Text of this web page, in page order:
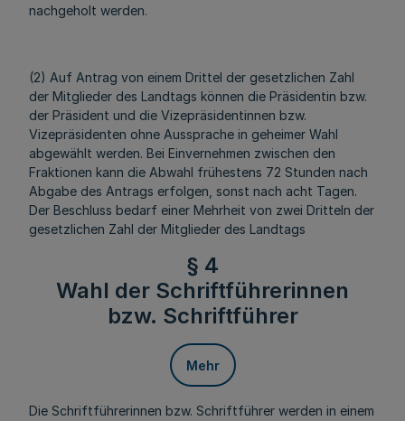
nachgeholt werden.
(2) Auf Antrag von einem Drittel der gesetzlichen Zahl
der Mitglieder des Landtags können die Präsidentin bzw.
der Präsident und die Vizepräsidentinnen bzw.
Vizepräsidenten ohne Aussprache in geheimer Wahl
abgewählt werden. Bei Einvernehmen zwischen den
Fraktionen kann die Abwahl frühestens 72 Stunden nach
Abgabe des Antrags erfolgen, sonst nach acht Tagen.
Der Beschluss bedarf einer Mehrheit von zwei Dritteln der
gesetzlichen Zahl der Mitglieder des Landtags
§ 4
Wahl der Schriftführerinnen
bzw. Schriftführer
Mehr
Die Schriftführerinnen bzw. Schriftführer werden in einem